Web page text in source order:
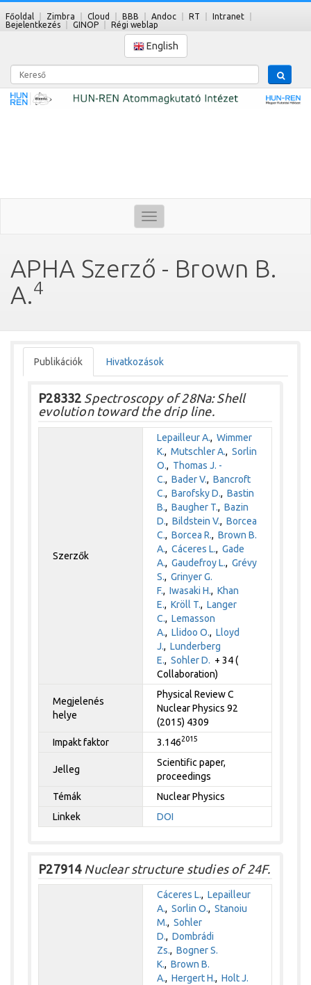
Főoldal Zimbra Cloud BBB Andoc RT
Intranet
Bejelentkezés
GINOP Régi weblap
English
Kereső
Toggle
navigation
APHA Szerző - Brown B.
A.4
Publikációk Hivatkozások
P28332 Spectroscopy of 28Na: Shell
evolution toward the drip line.
Szerzők
Lepailleur A.,Wimmer
K.,Mutschler A.,Sorlin
O., Thomas J. -
C.,Bader V.,Bancroft
C.,Barofsky D.,Bastin
B.,Baugher T.,Bazin
D.,Bildstein V.,Borcea
C.,Borcea R.,Brown B.
A.,Cáceres L.,Gade
A.,Gaudefroy L.,Grévy
S.,Grinyer G.
F.,Iwasaki H.,Khan
E.,Kröll T.,Langer
C.,Lemasson
A.,Llidoo O.,Lloyd
J.,Lunderberg
E.,Sohler D. + 34 (
Collaboration)
Megjelenés
helye
Physical Review C
Nuclear Physics 92
(2015) 4309
Impakt faktor
3.1462015
Jelleg
Scientific paper,
proceedings
Témák
Nuclear Physics
Linkek
DOI
P27914Nuclear structure studies of 24F.
Cáceres L.,Lepailleur
A.,Sorlin O.,Stanoiu
M.,Sohler
D.,Dombrádi
Zs.,Bogner S.
K.,Brown B.
A.,Hergert H.,Holt J.